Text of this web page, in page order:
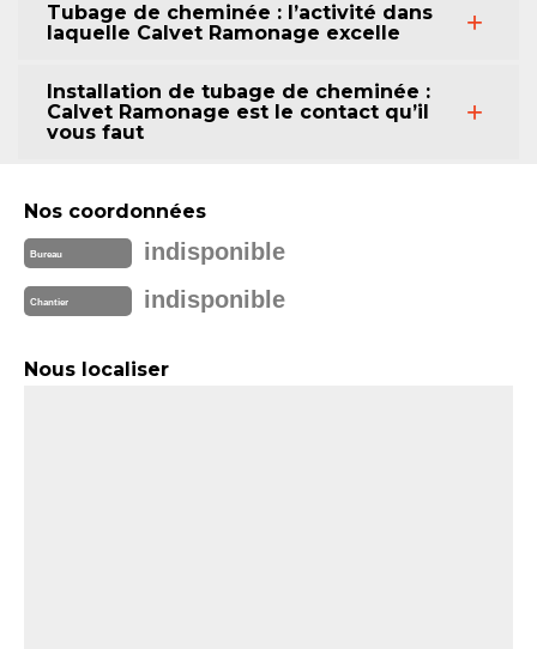
Tubage de cheminée : l’activité dans
laquelle Calvet Ramonage excelle
Installation de tubage de cheminée :
Calvet Ramonage est le contact qu’il
vous faut
Nos coordonnées
Bureau indisponible
Chantier indisponible
Nous localiser